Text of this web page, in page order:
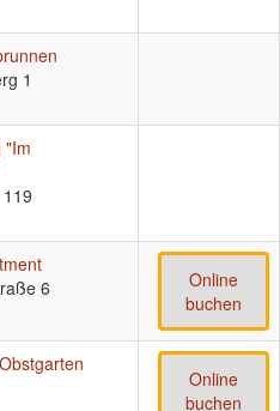
1
"Im
6
Online
buchen
Online
buchen